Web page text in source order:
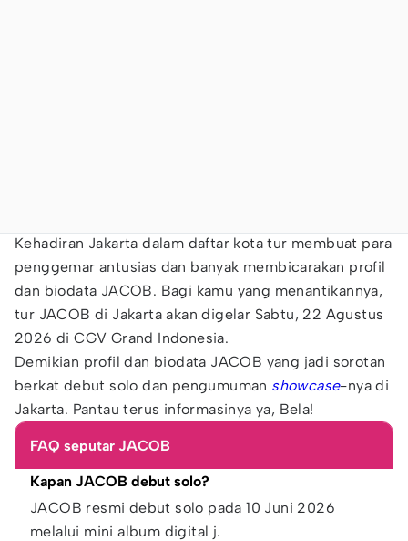
Kehadiran Jakarta dalam daftar kota tur membuat para
penggemar antusias dan banyak membicarakan profil
dan biodata JACOB. Bagi kamu yang menantikannya,
tur JACOB di Jakarta akan digelar Sabtu, 22 Agustus
2026 di CGV Grand Indonesia.
Demikian profil dan biodata JACOB yang jadi sorotan
berkat debut solo dan pengumuman showcase-nya di
Jakarta. Pantau terus informasinya ya, Bela!
FAQ seputar JACOB
Kapan JACOB debut solo?
JACOB resmi debut solo pada 10 Juni 2026
melalui mini album digital j.